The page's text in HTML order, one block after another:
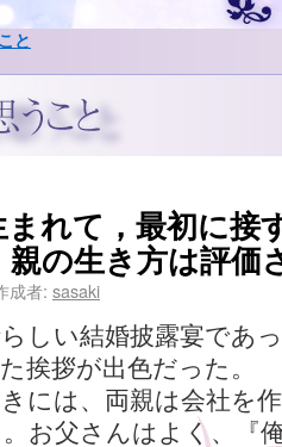
と
れて，最初に接
の生き方は評価
成者: sasaki
しい結婚披露宴であ
挨拶が出色だった。
きには、両親は会社を
お父さんはよく、『